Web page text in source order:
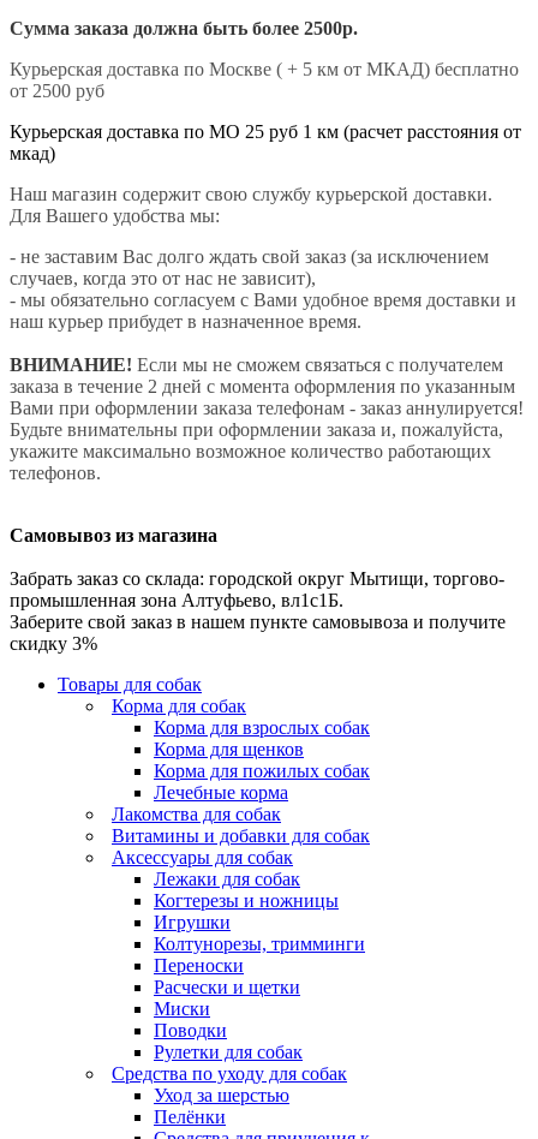
Сумма заказа должна быть более 2500р.
Курьерская доставка по Москве ( + 5 км от МКАД) бесплатно
от 2500 руб
Курьерская доставка по МО 25 руб 1 км (расчет расстояния от
мкад)
Наш магазин содержит свою службу курьерской доставки.
Для Вашего удобства мы:
- не заставим Вас долго ждать свой заказ (за исключением
случаев, когда это от нас не зависит),
- мы обязательно согласуем с Вами удобное время доставки и
наш курьер прибудет в назначенное время.
ВНИМАНИЕ! Если мы не сможем связаться с получателем
заказа в течение 2 дней с момента оформления по указанным
Вами при оформлении заказа телефонам - заказ аннулируется!
Будьте внимательны при оформлении заказа и, пожалуйста,
укажите максимально возможное количество работающих
телефонов.
Самовывоз из магазина
Забрать заказ со склада: городской округ Мытищи, торгово-
промышленная зона Алтуфьево, вл1с1Б.
Заберите свой заказ в нашем пункте самовывоза и получите
скидку 3%
Товары для собак
Корма для собак
Корма для взрослых собак
Корма для щенков
Корма для пожилых собак
Лечебные корма
Лакомства для собак
Витамины и добавки для собак
Аксессуары для собак
Лежаки для собак
Когтерезы и ножницы
Игрушки
Колтунорезы, тримминги
Переноски
Расчески и щетки
Миски
Поводки
Рулетки для собак
Средства по уходу для собак
Уход за шерстью
Пелёнки